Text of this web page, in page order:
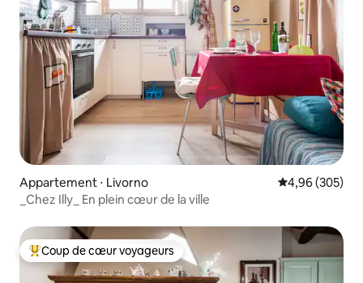
Appartement ⋅ Livorno Évaluation
4,96 (305)
_Chez Illy_ En plein cœur de la ville
Coups de cœur voyageurs les plus appréciés
Coup de cœur voyageurs